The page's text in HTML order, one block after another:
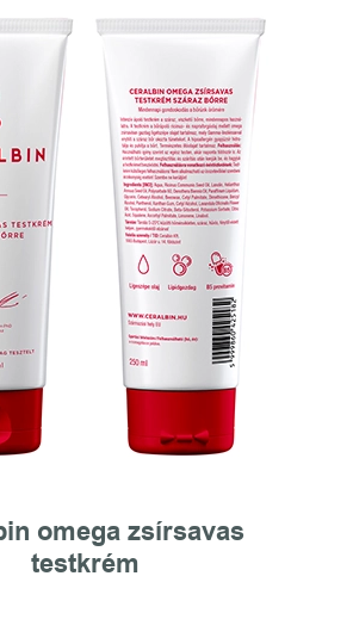
omega zsírsavas
testkrém